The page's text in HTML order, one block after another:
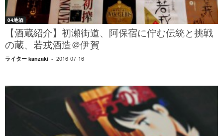
04地酒
【酒蔵紹介】初瀬街道、阿保宿に佇む伝統と挑戦
の蔵、若戎酒造＠伊賀
ライター kanzaki - 2016-07-16